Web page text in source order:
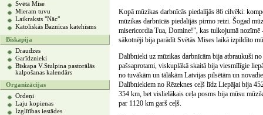
Svētā Mise
Mieram tuvu
Laikraksts "Nāc"
Katoliskās Baznīcas katehisms
Bīskapija
Draudzes
Garīdznieki
Bīskapa V.Stulpina pastorālās
kalpošanas kalendārs
Organizācijas
Ordeņi
Laju kopienas
Izglītības iestādes
Kopā mūzikas darbnīcās piedalījās 86 cilvēki:
mūzikas darbnīcās piedalījās pirmo reizi. Šogad
misericordia Tua, Domine!”, kas tulkojumā
sākotnēji bija parādīt Svētās Mises laikā izpildīto
Dalībnieki uz mūzikas darbnīcām bija atbraukuši
pašsaprotami, viskuplākā skaitā bija viesmīlīgie
no tuvākām un tālākām Latvijas pilsētām un
Dalībniekiem no Rēzeknes ceļš līdz Liepājai bija
354 km, bet vislielākais ceļa posms bija mūsu
par 1120 km garš ceļš.